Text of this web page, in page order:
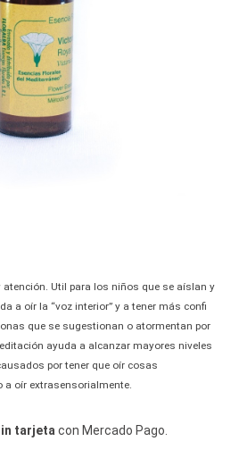
atención. Util para los niños que se aíslan y
a oír la “voz interior” y a tener más confi
que se sugestionan o atormentan por
ayuda a alcanzar mayores niveles
por tener que oír cosas
a oír extrasensorialmente.
tarjeta con Mercado Pago.